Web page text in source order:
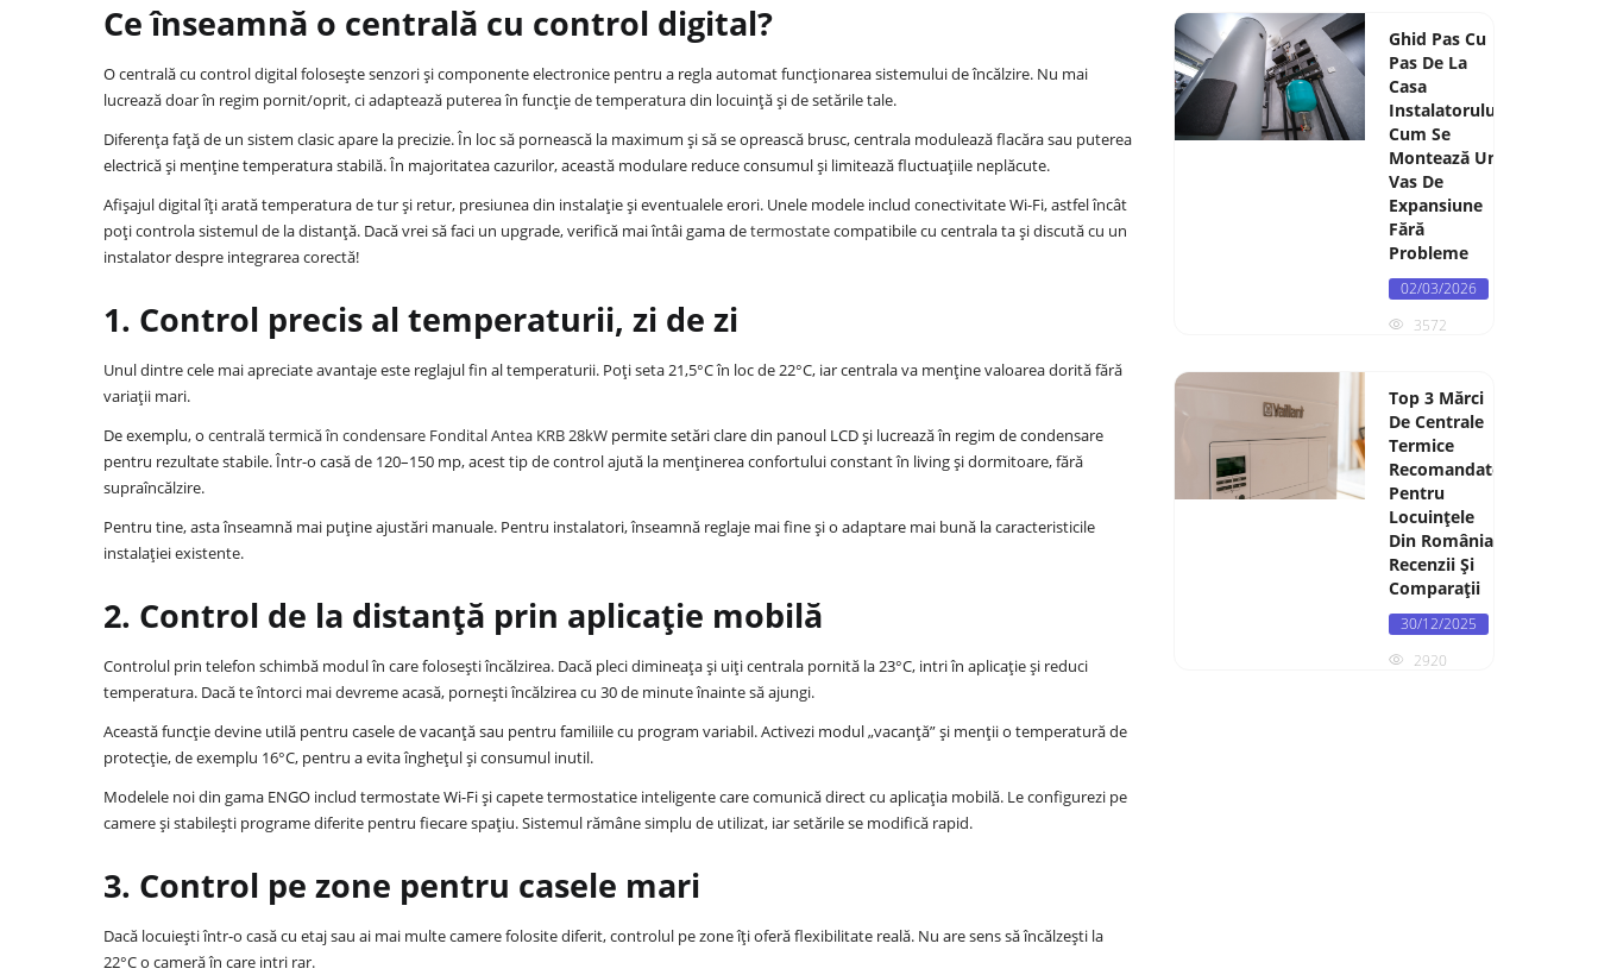
Ce înseamnă o centrală cu control digital?
O centrală cu control digital folosește senzori și componente electronice pentru a regla automat funcționarea sistemului de încălzire. Nu mai
lucrează doar în regim pornit/oprit, ci adaptează puterea în funcție de temperatura din locuință și de setările tale.
Diferența față de un sistem clasic apare la precizie. În loc să pornească la maximum și să se oprească brusc, centrala modulează flacăra sau puterea
electrică și menține temperatura stabilă. În majoritatea cazurilor, această modulare reduce consumul și limitează fluctuațiile neplăcute.
Afișajul digital îți arată temperatura de tur și retur, presiunea din instalație și eventualele erori. Unele modele includ conectivitate Wi-Fi, astfel încât
poți controla sistemul de la distanță. Dacă vrei să faci un upgrade, verifică mai întâi gama determostatecompatibile cu centrala ta și discută cu un
instalator despre integrarea corectă!
1. Control precis al temperaturii, zi de zi
Unul dintre cele mai apreciate avantaje este reglajul fin al temperaturii. Poți seta 21,5°C în loc de 22°C, iar centrala va menține valoarea dorită fără
variații mari.
De exemplu, o centrală termică în condensare Fondital Antea KRB 28kW permite setări clare din panoul LCD și lucrează în regim de condensare
pentru rezultate stabile. Într-o casă de 120–150 mp, acest tip de control ajută la menținerea confortului constant în living și dormitoare, fără
supraîncălzire.
Pentru tine, asta înseamnă mai puține ajustări manuale. Pentru instalatori, înseamnă reglaje mai fine și o adaptare mai bună la caracteristicile
instalației existente.
2. Control de la distanță prin aplicație mobilă
Controlul prin telefon schimbă modul în care folosești încălzirea. Dacă pleci dimineața și uiți centrala pornită la 23°C, intri în aplicație și reduci
temperatura. Dacă te întorci mai devreme acasă, pornești încălzirea cu 30 de minute înainte să ajungi.
Această funcție devine utilă pentru casele de vacanță sau pentru familiile cu program variabil. Activezi modul „vacanță” și menții o temperatură de
protecție, de exemplu 16°C, pentru a evita înghețul și consumul inutil.
Modelele noi din gama ENGO includ termostate Wi-Fi și capete termostatice inteligente care comunică direct cu aplicația mobilă. Le configurezi pe
camere și stabilești programe diferite pentru fiecare spațiu. Sistemul rămâne simplu de utilizat, iar setările se modifică rapid.
3. Control pe zone pentru casele mari
Dacă locuiești într-o casă cu etaj sau ai mai multe camere folosite diferit, controlul pe zone îți oferă flexibilitate reală. Nu are sens să încălzești la
22°C o cameră în care intri rar.
Ghid Pas Cu
Pas De La
Casa
Instalatorului:
Cum Se
Montează Un
Vas De
Expansiune
Fără
Probleme
02/03/2026
3572
Top 3 Mărci
De Centrale
Termice
Recomandate
Pentru
Locuințele
Din România:
Recenzii Și
Comparații
30/12/2025
2920